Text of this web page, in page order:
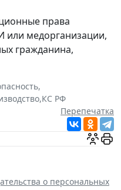
права
или медорганизации,
гражданина,
,
,КС РФ
Перепечатка
о персональных